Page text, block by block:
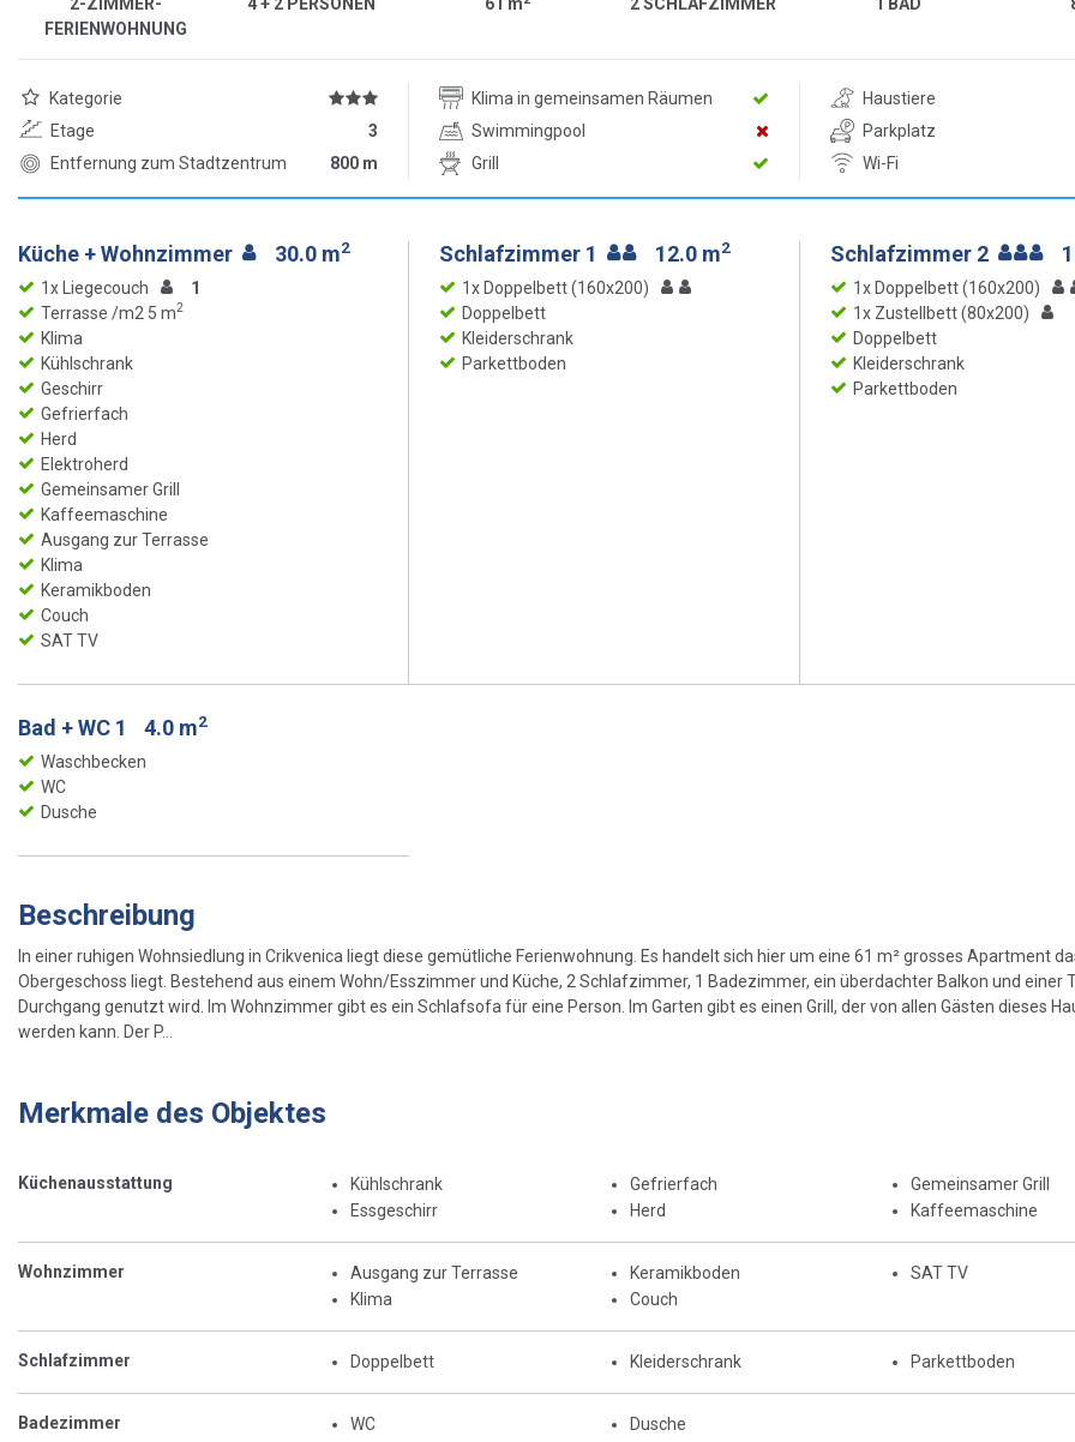
FERIENWOHNUNG
Kategorie Klima in gemeinsamen Räumen
Haustiere
Etage
3 Swimmingpool
Parkplatz
Entfernung zum Stadtzentrum
800 m Grill Wi-Fi
Küche + Wohnzimmer 30.0 m2
1x Liegecouch
1
Terrasse /m2 5 m2
Klima
Kühlschrank
Geschirr
Gefrierfach
Herd
Elektroherd
Gemeinsamer Grill
Kaffeemaschine
Ausgang zur Terrasse
Klima
Keramikboden
Couch
SAT TV
Schlafzimmer 1 12.0 m2
1x Doppelbett (160x200)
Doppelbett
Kleiderschrank
Parkettboden
Schlafzimmer 2
1x Doppelbett (160x200)
1x Zustellbett (80x200)
Doppelbett
Kleiderschrank
Parkettboden
Bad + WC 1 4.0 m2
Waschbecken
WC
Dusche
Beschreibung
In einer ruhigen Wohnsiedlung in Crikvenica liegt diese gemütliche Ferienwohnung. Es handelt sich hier um eine 61 m² grosses Apartment
Obergeschoss liegt. Bestehend aus einem Wohn/Esszimmer und Küche, 2 Schlafzimmer, 1 Badezimmer, ein überdachter Balkon und einer
Durchgang genutzt wird. Im Wohnzimmer gibt es ein Schlafsofa für eine Person. Im Garten gibt es einen Grill, der von allen Gästen dieses
werden kann. Der P...
Merkmale des Objektes
Küchenausstattung
Kühlschrank
Essgeschirr
Gefrierfach
Herd
Gemeinsamer Grill
Kaffeemaschine
Wohnzimmer
Ausgang zur Terrasse
Klima
Keramikboden
Couch
SAT TV
Schlafzimmer Doppelbett Kleiderschrank Parkettboden
Badezimmer WC Dusche